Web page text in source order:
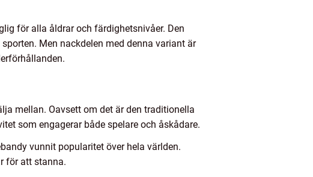
för alla åldrar och färdighetsnivåer. Den
Men nackdelen med denna variant är
mellan. Oavsett om det är den traditionella
som engagerar både spelare och åskådare.
vunnit popularitet över hela världen.
för att stanna.